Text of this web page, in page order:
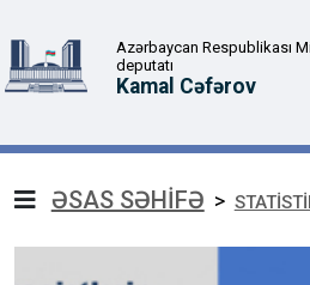
Azərbaycan Respublikası
deputatı
Kamal Cəfərov
ƏSAS SƏHİFƏ >